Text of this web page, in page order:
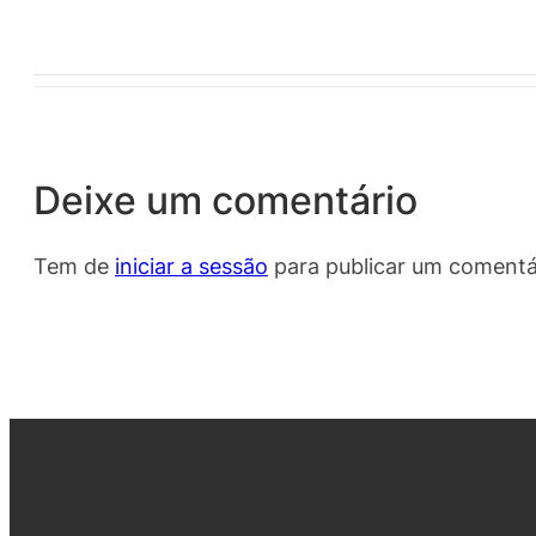
Deixe um comentário
Tem de iniciar a sessão para publicar um